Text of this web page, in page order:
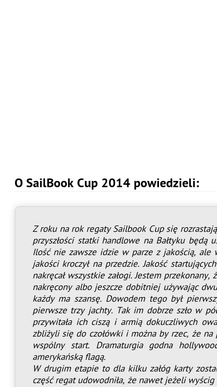
O SailBook Cup 2014 powiedzieli:
Z roku na rok regaty Sailbook Cup się
przyszłości statki handlowe na Bałtyku będą
Ilość nie zawsze idzie w parze z jakością,
jakości kroczył na przedzie. Jakość
nakręcał wszystkie załogi. Jestem
nakręcony albo jeszcze dobitniej używając
każdy ma szansę. Dowodem tego był
pierwsze trzy jachty. Tak im dobrze szło w
przywitała ich ciszą i armią dokuczliwych
zbliżyli się do czołówki i można by rzec, że
wspólny start. Dramaturgia godna
amerykańską flagą.
W drugim etapie to dla kilku załóg karty
część regat udowodniła, że nawet jeżeli